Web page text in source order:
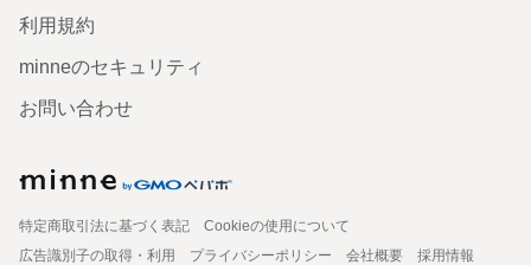
利用規約
minneのセキュリティ
お問い合わせ
特定商取引法に基づく表記
Cookieの使用について
広告識別子の取得・利用
プライバシーポリシー 会社概要
採用情報